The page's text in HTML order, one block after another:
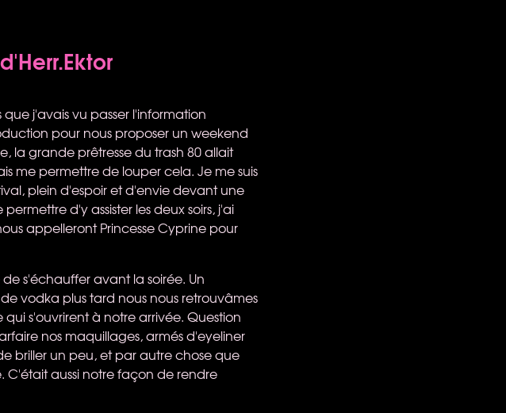
j'avais vu passer l'information
pour nous proposer un weekend
la grande prêtresse du trash 80 allait
me permettre de louper cela. Je me suis
plein d'espoir et d'envie devant une
d'y assister les deux soirs, j'ai
appelleront Princesse Cyprine pour
s'échauffer avant la soirée. Un
vodka plus tard nous nous retrouvâmes
s'ouvrirent à notre arrivée. Question
nos maquillages, armés d'eyeliner
briller un peu, et par autre chose que
aussi notre façon de rendre